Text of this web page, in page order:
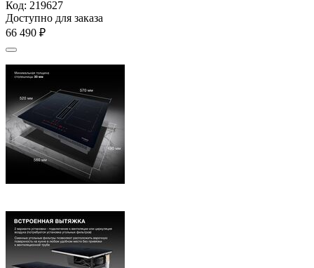
Код: 219627
Доступно для заказа
66 490 ₽